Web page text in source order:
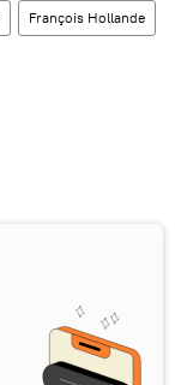
François Hollande